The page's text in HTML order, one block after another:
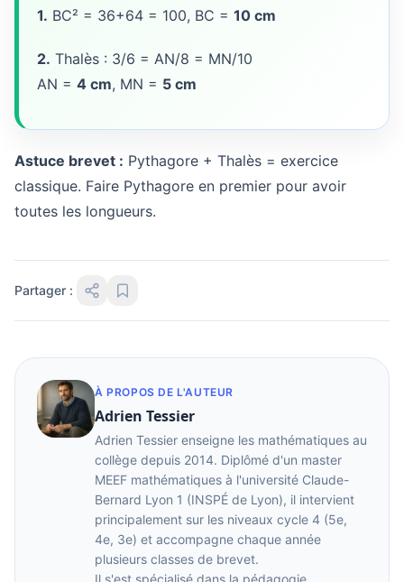
1. BC² = 36+64 = 100, BC = 10 cm
2. Thalès : 3/6 = AN/8 = MN/10
AN = 4 cm, MN = 5 cm
Astuce brevet : Pythagore + Thalès = exercice
classique. Faire Pythagore en premier pour avoir
toutes les longueurs.
Partager :
À PROPOS DE L'AUTEUR
Adrien Tessier
Adrien Tessier enseigne les mathématiques au
collège depuis 2014. Diplômé d'un master
MEEF mathématiques à l'université Claude-
Bernard Lyon 1 (INSPÉ de Lyon), il intervient
principalement sur les niveaux cycle 4 (5e,
4e, 3e) et accompagne chaque année
plusieurs classes de brevet.
Il s'est spécialisé dans la pédagogie